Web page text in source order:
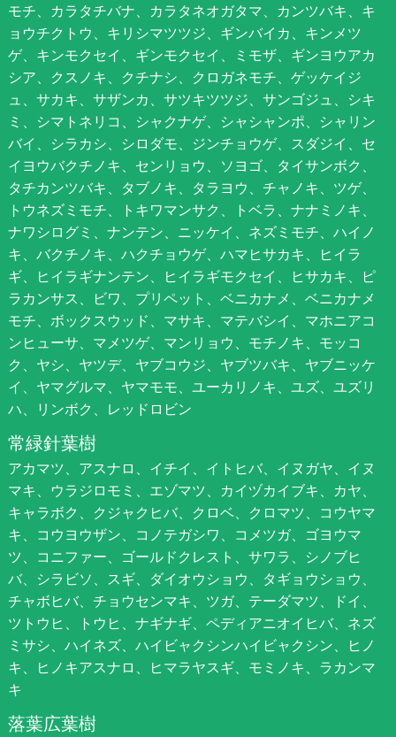
モチ、カラタチバナ、カラタネオガタマ、カンツバキ、キ
ョウチクトウ、キリシマツツジ、ギンバイカ、キンメツ
ゲ、キンモクセイ、ギンモクセイ、ミモザ、ギンヨウアカ
シア、クスノキ、クチナシ、クロガネモチ、ゲッケイジ
ュ、サカキ、サザンカ、サツキツツジ、サンゴジュ、シキ
ミ、シマトネリコ、シャクナゲ、シャシャンポ、シャリン
バイ、シラカシ、シロダモ、ジンチョウゲ、スダジイ、セ
イヨウバクチノキ、センリョウ、ソヨゴ、タイサンボク、
タチカンツバキ、タブノキ、タラヨウ、チャノキ、ツゲ、
トウネズミモチ、トキワマンサク、トベラ、ナナミノキ、
ナワシログミ、ナンテン、ニッケイ、ネズミモチ、ハイノ
キ、バクチノキ、ハクチョウゲ、ハマヒサカキ、ヒイラ
ギ、ヒイラギナンテン、ヒイラギモクセイ、ヒサカキ、ピ
ラカンサス、ビワ、プリペット、ベニカナメ、ベニカナメ
モチ、ボックスウッド、マサキ、マテバシイ、マホニアコ
ンヒューサ、マメツゲ、マンリョウ、モチノキ、モッコ
ク、ヤシ、ヤツデ、ヤブコウジ、ヤブツバキ、ヤブニッケ
イ、ヤマグルマ、ヤマモモ、ユーカリノキ、ユズ、ユズリ
ハ、リンボク、レッドロビン
常緑針葉樹
アカマツ、アスナロ、イチイ、イトヒバ、イヌガヤ、イヌ
マキ、ウラジロモミ、エゾマツ、カイヅカイブキ、カヤ、
キャラボク、クジャクヒバ、クロベ、クロマツ、コウヤマ
キ、コウヨウザン、コノテガシワ、コメツガ、ゴヨウマ
ツ、コニファー、ゴールドクレスト、サワラ、シノブヒ
バ、シラビソ、スギ、ダイオウショウ、タギョウショウ、
チャボヒバ、チョウセンマキ、ツガ、テーダマツ、ドイ、
ツトウヒ、トウヒ、ナギナギ、ペディアニオイヒバ、ネズ
ミサシ、ハイネズ、ハイビャクシンハイビャクシン、ヒノ
キ、ヒノキアスナロ、ヒマラヤスギ、モミノキ、ラカンマ
キ
落葉広葉樹